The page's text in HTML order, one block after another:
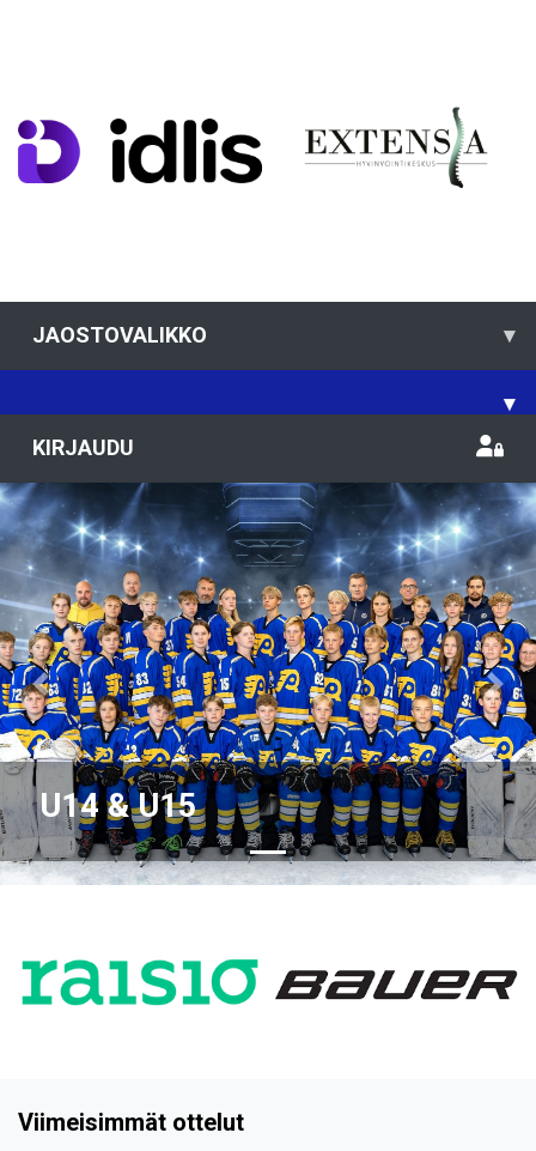
JAOSTOVALIKKO ▾
▾
KIRJAUDU
U14 & U15
Previous
Viimeisimmät ottelut